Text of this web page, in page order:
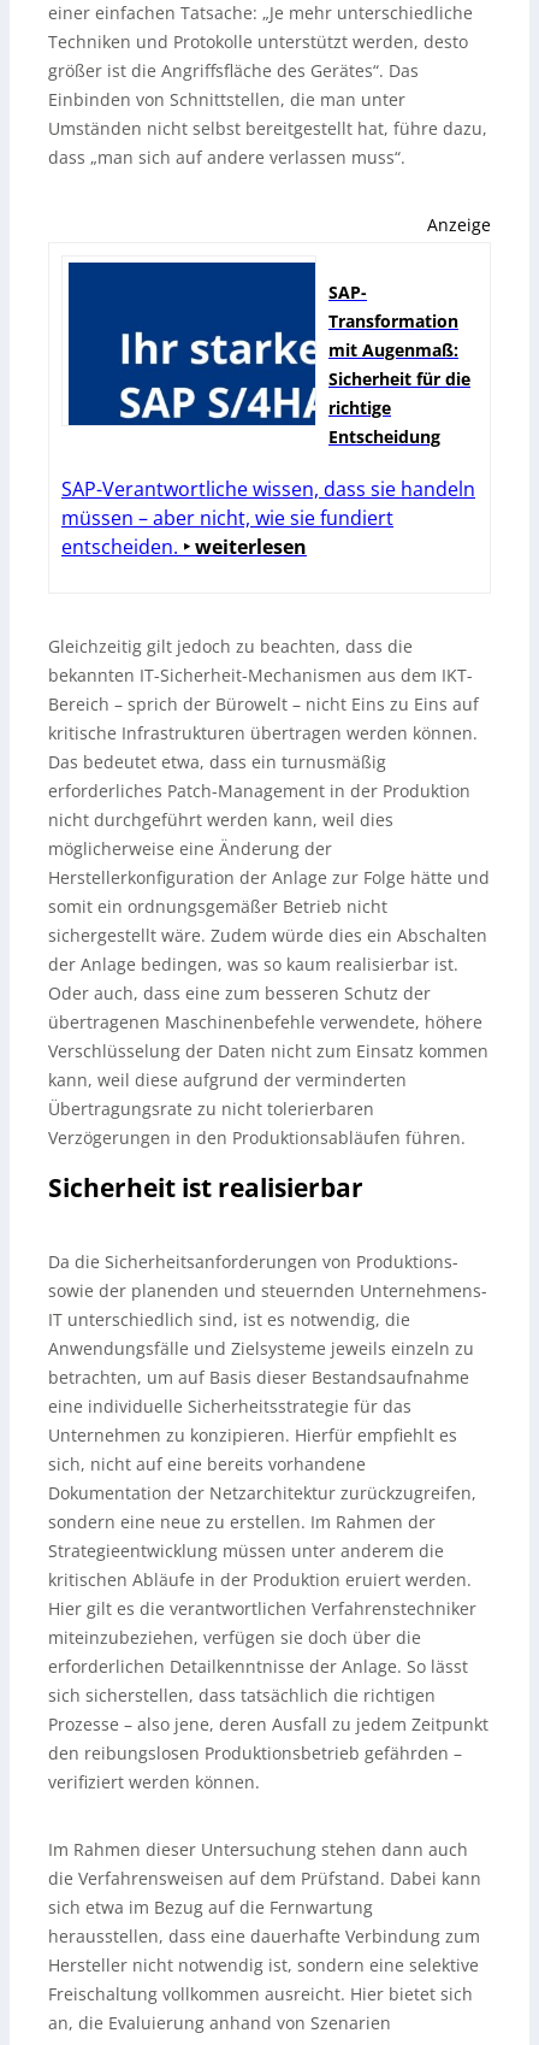
einer einfachen Tatsache: „Je mehr unterschiedliche
Techniken und Protokolle unterstützt werden, desto
größer ist die Angriffsfläche des Gerätes“. Das
Einbinden von Schnittstellen, die man unter
Umständen nicht selbst bereitgestellt hat, führe dazu,
dass „man sich auf andere verlassen muss“.
Anzeige
SAP-
Transformation
mit Augenmaß:
Sicherheit für die
richtige
Entscheidung
SAP-Verantwortliche wissen, dass sie handeln
müssen – aber nicht, wie sie fundiert
entscheiden. ‣ weiterlesen
Gleichzeitig gilt jedoch zu beachten, dass die
bekannten IT-Sicherheit-Mechanismen aus dem IKT-
Bereich – sprich der Bürowelt – nicht Eins zu Eins auf
kritische Infrastrukturen übertragen werden können.
Das bedeutet etwa, dass ein turnusmäßig
erforderliches Patch-Management in der Produktion
nicht durchgeführt werden kann, weil dies
möglicherweise eine Änderung der
Herstellerkonfiguration der Anlage zur Folge hätte und
somit ein ordnungsgemäßer Betrieb nicht
sichergestellt wäre. Zudem würde dies ein Abschalten
der Anlage bedingen, was so kaum realisierbar ist.
Oder auch, dass eine zum besseren Schutz der
übertragenen Maschinenbefehle verwendete, höhere
Verschlüsselung der Daten nicht zum Einsatz kommen
kann, weil diese aufgrund der verminderten
Übertragungsrate zu nicht tolerierbaren
Verzögerungen in den Produktionsabläufen führen.
Sicherheit ist realisierbar
Da die Sicherheitsanforderungen von Produktions-
sowie der planenden und steuernden Unternehmens-
IT unterschiedlich sind, ist es notwendig, die
Anwendungsfälle und Zielsysteme jeweils einzeln zu
betrachten, um auf Basis dieser Bestandsaufnahme
eine individuelle Sicherheitsstrategie für das
Unternehmen zu konzipieren. Hierfür empfiehlt es
sich, nicht auf eine bereits vorhandene
Dokumentation der Netzarchitektur zurückzugreifen,
sondern eine neue zu erstellen. Im Rahmen der
Strategieentwicklung müssen unter anderem die
kritischen Abläufe in der Produktion eruiert werden.
Hier gilt es die verantwortlichen Verfahrenstechniker
miteinzubeziehen, verfügen sie doch über die
erforderlichen Detailkenntnisse der Anlage. So lässt
sich sicherstellen, dass tatsächlich die richtigen
Prozesse – also jene, deren Ausfall zu jedem Zeitpunkt
den reibungslosen Produktionsbetrieb gefährden –
verifiziert werden können.
Im Rahmen dieser Untersuchung stehen dann auch
die Verfahrensweisen auf dem Prüfstand. Dabei kann
sich etwa im Bezug auf die Fernwartung
herausstellen, dass eine dauerhafte Verbindung zum
Hersteller nicht notwendig ist, sondern eine selektive
Freischaltung vollkommen ausreicht. Hier bietet sich
an, die Evaluierung anhand von Szenarien